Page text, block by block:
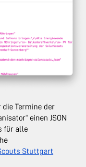
Termine der
einen JSON
für alle
Stuttgart